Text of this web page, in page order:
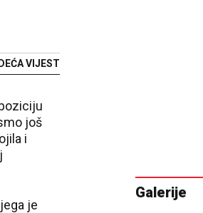
VIJEST
još
i
je
Galerije